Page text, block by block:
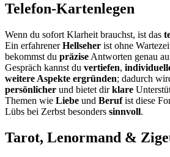
Telefon-Kartenlegen
Wenn du sofort Klarheit brauchst, ist das
Ein erfahrenerHellseher ist ohne
bekommst du präzise Antworten genau
Gespräch kannst du vertiefen,
weitere Aspekte ergründen; dadurch
persönlicher und bietet dirklare
Themen wie Liebe und Berufist diese
Lübs bei Zerbst besonders sinnvoll.
Tarot, Lenormand &